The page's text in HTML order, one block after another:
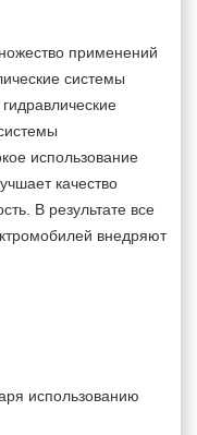
применений
системы
использование
качество
В результате все
внедряют
использованию